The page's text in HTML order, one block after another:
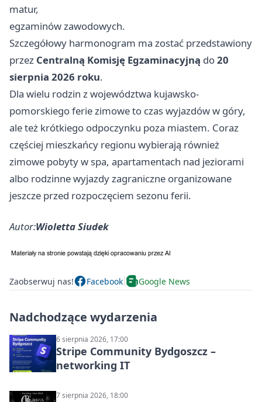
matur,
egzaminów zawodowych.
Szczegółowy harmonogram ma zostać przedstawiony
przez Centralną Komisję Egzaminacyjną do20
sierpnia 2026 roku.
Dla wielu rodzin z województwa kujawsko-
pomorskiego ferie zimowe to czas wyjazdów w góry,
ale też krótkiego odpoczynku poza miastem. Coraz
częściej mieszkańcy regionu wybierają również
zimowe pobyty w spa, apartamentach nad jeziorami
albo rodzinne wyjazdy zagraniczne organizowane
jeszcze przed rozpoczęciem sezonu ferii.
Autor:Wioletta Siudek
Zaobserwuj nas! Facebook Google News
Nadchodzące wydarzenia
6 sierpnia 2026, 17:00
Stripe Community Bydgoszcz –
networking IT
7 sierpnia 2026, 18:00